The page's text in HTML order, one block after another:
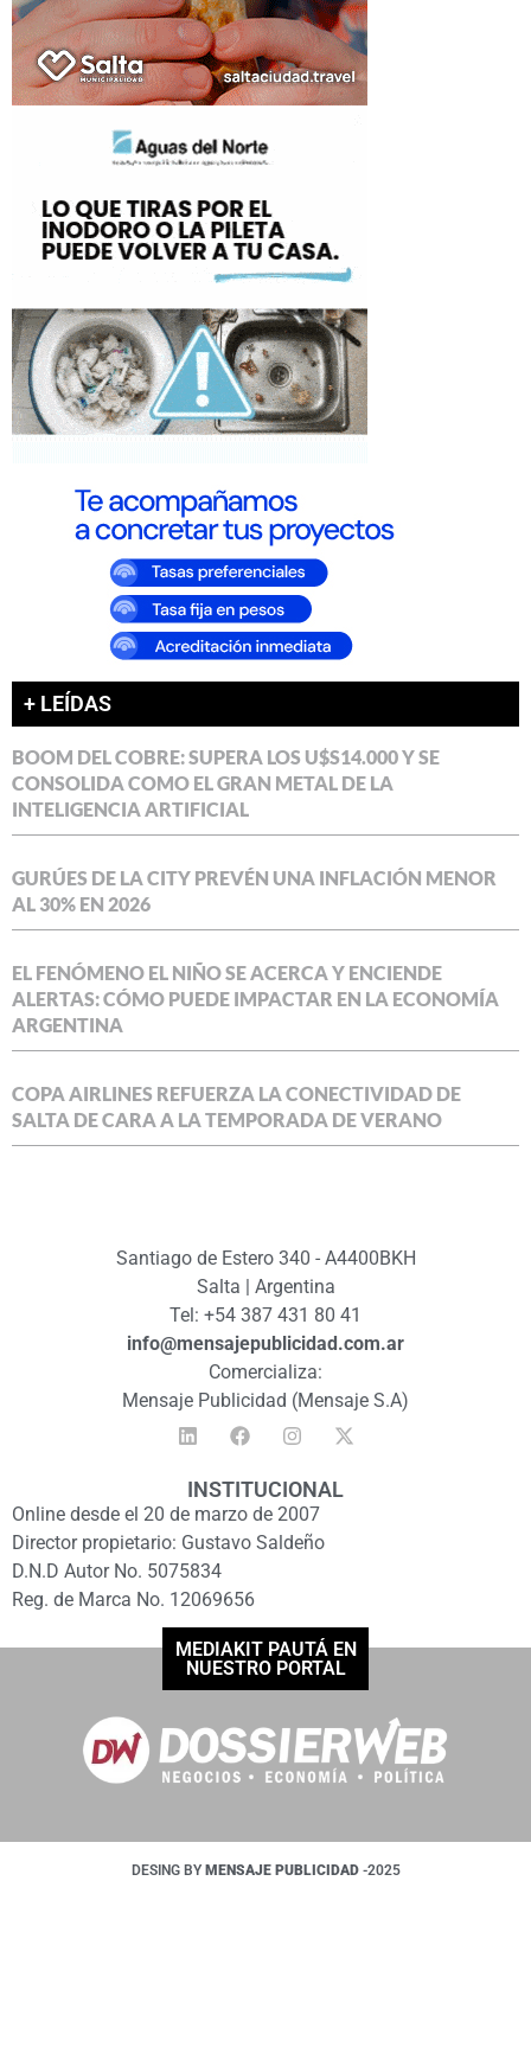
+ LEÍDAS
BOOM DEL COBRE: SUPERA LOS U$S14.000 Y SE
CONSOLIDA COMO EL GRAN METAL DE LA
INTELIGENCIA ARTIFICIAL
GURÚES DE LA CITY PREVÉN UNA INFLACIÓN MENOR
AL 30% EN 2026
EL FENÓMENO EL NIÑO SE ACERCA Y ENCIENDE
ALERTAS: CÓMO PUEDE IMPACTAR EN LA ECONOMÍA
ARGENTINA
COPA AIRLINES REFUERZA LA CONECTIVIDAD DE
SALTA DE CARA A LA TEMPORADA DE VERANO
Santiago de Estero 340 - A4400BKH
Salta | Argentina
Tel: +54 387 431 80 41
info@mensajepublicidad.com.ar
Comercializa:
Mensaje Publicidad (Mensaje S.A)
INSTITUCIONAL
Online desde el 20 de marzo de 2007
Director propietario: Gustavo Saldeño
D.N.D Autor No. 5075834
Reg. de Marca No. 12069656
MEDIAKIT PAUTÁ EN
NUESTRO PORTAL
DESING BY MENSAJE PUBLICIDAD -2025